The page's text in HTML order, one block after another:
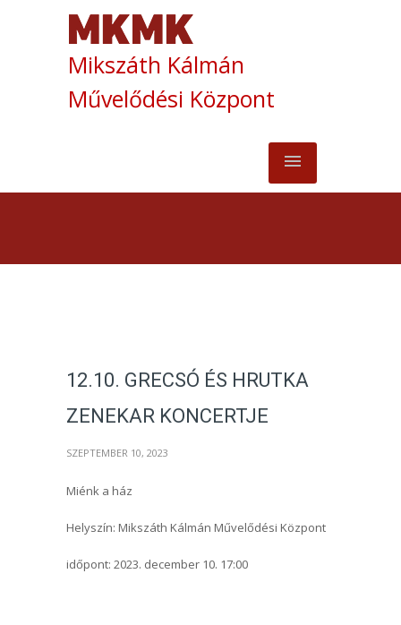
Mikszáth Kálmán
Művelődési Központ
12.10. GRECSÓ ÉS HRUTKA
ZENEKAR KONCERTJE
SZEPTEMBER 10, 2023
Miénk a ház
Helyszín: Mikszáth Kálmán Művelődési Központ
időpont: 2023. december 10. 17:00